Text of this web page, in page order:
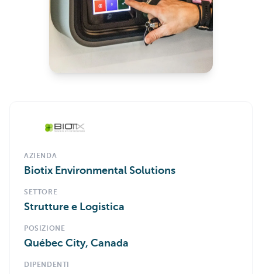
AZIENDA
Biotix Environmental Solutions
SETTORE
Strutture e Logistica
POSIZIONE
Québec City, Canada
DIPENDENTI